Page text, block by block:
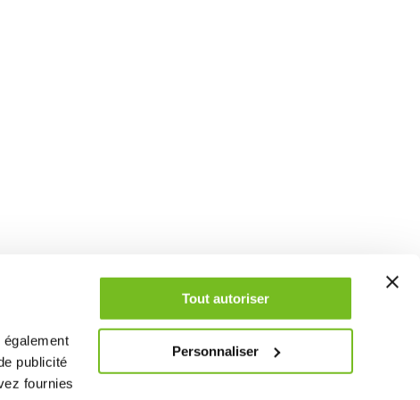
publicité
fournies
Tout autoriser
Personnaliser